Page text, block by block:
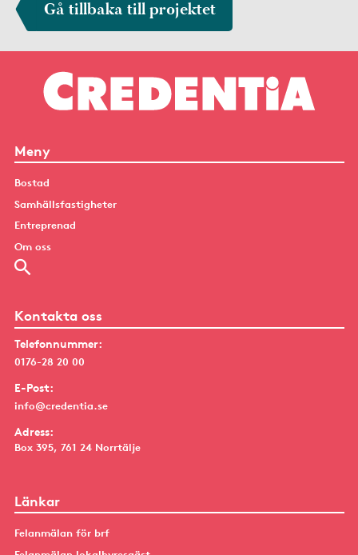
Gå tillbaka till projektet
Meny
Bostad
Samhällsfastigheter
Entreprenad
Om oss
Kontakta oss
Telefonnummer:
0176-28 20 00
E-Post:
info@credentia.se
Adress:
Box 395, 761 24 Norrtälje
Länkar
Felanmälan för brf